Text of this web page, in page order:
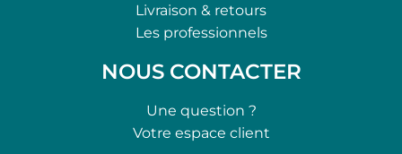
Livraison & retours
Les professionnels
NOUS CONTACTER
Une question ?
Votre espace client